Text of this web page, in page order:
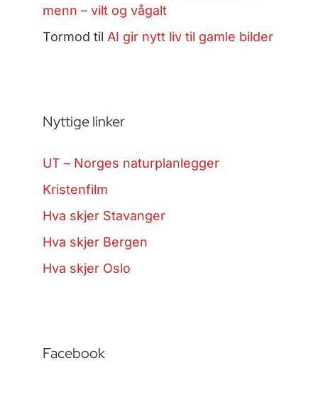
menn – vilt og vågalt
Tormod til AI gir nytt liv til gamle bilder
Nyttige linker
UT – Norges naturplanlegger
Kristenfilm
Hva skjer Stavanger
Hva skjer Bergen
Hva skjer Oslo
Facebook